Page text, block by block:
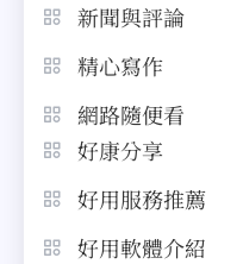
新聞與評論
精心寫作
網路隨便看
好康分享
好用服務推薦
好用軟體介紹